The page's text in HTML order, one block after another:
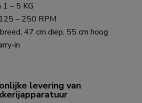
– 5 KG
– 250 RPM
47 cm diep, 55 cm hoog
in
levering van